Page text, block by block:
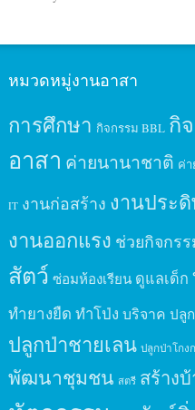
หมวดหมู่งานอาสา
การศึกษา กิจกรรม BBL กิ
อาสา ค่ายนานาชาติ ค่
IT งานก่อสร้าง งานประ
งานออกแรง ช่วยกิจกรร
สัตว์ ซ่อมห้องเรียน ดูแลเด็ก
ทำยางยืด ทำโป่ง บริจาค ปลู
ปลูกป่าชายเลน ปลูกป่าโกง
พัฒนาชุมชน สตรี สร้าง